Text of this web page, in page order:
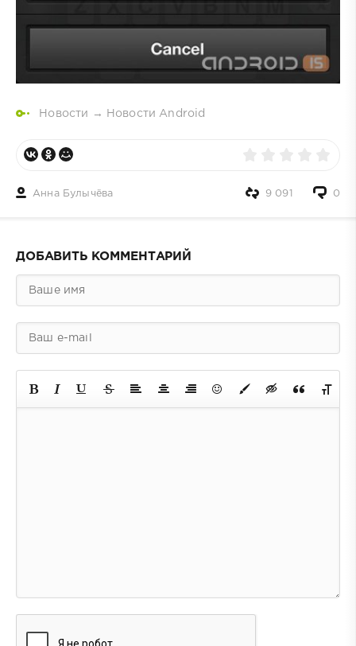
Новости → Новости Android
Анна Булычёва 0
9 091
ДОБАВИТЬ КОММЕНТАРИЙ